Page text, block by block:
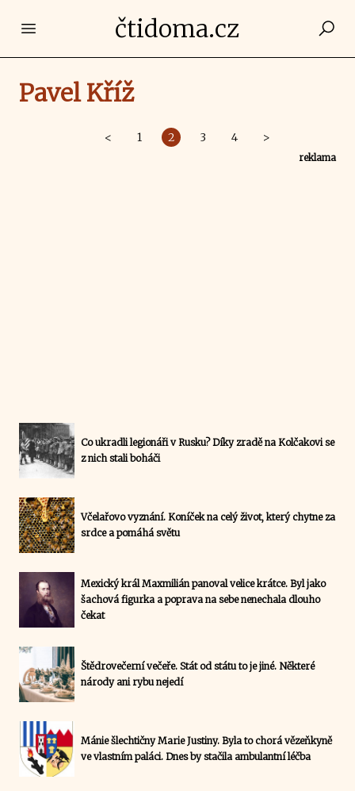
Open main menučtidoma.cz
Pavel Kříž
< 1 2 3 4 >
reklama
Co ukradli legionáři v Rusku? Díky zradě na Kolčakovi se
z nich stali boháči
Včelařovo vyznání. Koníček na celý život, který chytne za
srdce a pomáhá světu
Mexický král Maxmilián panoval velice krátce. Byl jako
šachová figurka a poprava na sebe nenechala dlouho
čekat
Štědrovečerní večeře. Stát od státu to je jiné. Některé
národy ani rybu nejedí
Mánie šlechtičny Marie Justiny. Byla to chorá vězeňkyně
ve vlastním paláci. Dnes by stačila ambulantní léčba